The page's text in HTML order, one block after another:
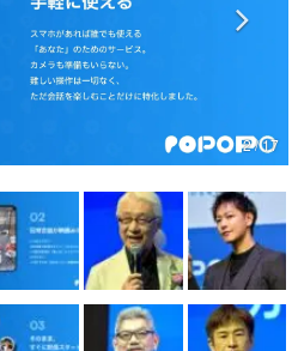
日本語
」「ラスボス」… ゲームにまつわる言葉
を、コンピューター文化史研究家・タ
調査。
2 / 17